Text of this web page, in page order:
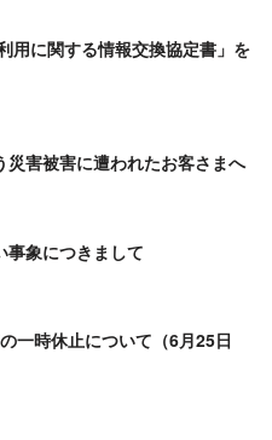
用に関する情報交換協定書」を
害被害に遭われたお客さまへ
事象につきまして
一時休止について（6月25日